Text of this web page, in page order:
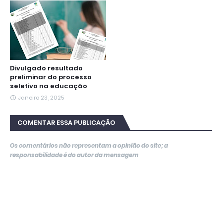
Divulgado resultado
preliminar do processo
seletivo na educação
Janeiro 23, 2025
COMENTAR ESSA PUBLICAÇÃO
Os comentários não representam a opinião do site; a
responsabilidade é do autor da mensagem